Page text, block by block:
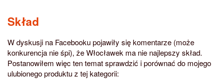
Skład
W dyskusji na Facebooku pojawiły się komentarze (może
konkurencja nie śpi), że Włocławek ma nie najlepszy skład.
Postanowiłem więc ten temat sprawdzić i porównać do mojego
ulubionego produktu z tej kategorii: